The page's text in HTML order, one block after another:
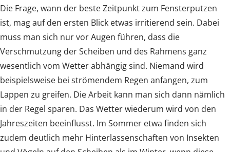
Die Frage, wann der beste Zeitpunkt zum Fensterputzen
ist, mag auf den ersten Blick etwas irritierend sein. Dabei
muss man sich nur vor Augen führen, dass die
Verschmutzung der Scheiben und des Rahmens ganz
wesentlich vom Wetter abhängig sind. Niemand wird
beispielsweise bei strömendem Regen anfangen, zum
Lappen zu greifen. Die Arbeit kann man sich dann nämlich
in der Regel sparen. Das Wetter wiederum wird von den
Jahreszeiten beeinflusst. Im Sommer etwa finden sich
zudem deutlich mehr Hinterlassenschaften von Insekten